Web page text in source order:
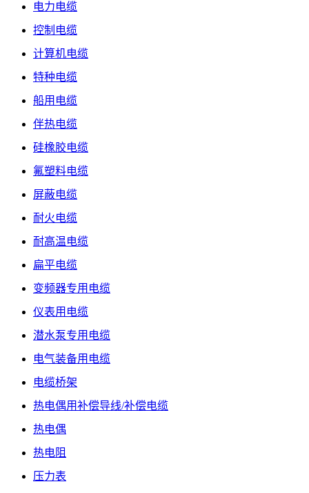
电力电缆
控制电缆
计算机电缆
特种电缆
船用电缆
伴热电缆
硅橡胶电缆
氟塑料电缆
屏蔽电缆
耐火电缆
耐高温电缆
扁平电缆
变频器专用电缆
仪表用电缆
潜水泵专用电缆
电气装备用电缆
电缆桥架
热电偶用补偿导线/补偿电缆
热电偶
热电阻
压力表